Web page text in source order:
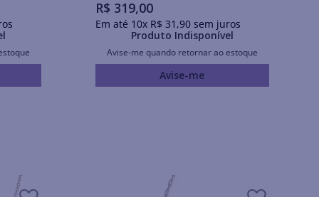
R$ 319,00
Em até 10x R$ 31 ,90sem juros
Produto Indisponível
Avise-me quando retornar ao estoque
Avise-me